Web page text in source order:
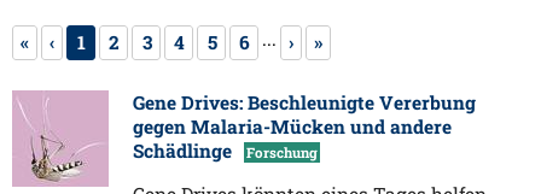
« ‹ 1 2 3 4 5 6 ... › »
Gene Drives: Beschleunigte Vererbung
gegen Malaria-Mücken und andere
Schädlinge
Forschung